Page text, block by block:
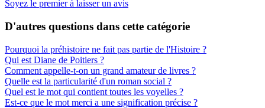
Soyez le premier à laisser un avis
D'autres questions dans cette catégorie
Pourquoi la préhistoire ne fait pas partie de l'Histoire ?
Qui est Diane de Poitiers ?
Comment appelle-t-on un grand amateur de livres ?
Quelle est la particularité d'un roman social ?
Quel est le mot qui contient toutes les voyelles ?
Est-ce que le mot merci a une signification précise ?